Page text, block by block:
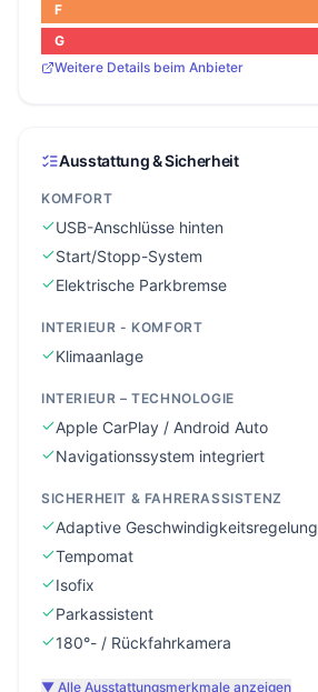
F
G
Weitere Details beim Anbieter
Ausstattung & Sicherheit
KOMFORT
USB-Anschlüsse hinten
Start/Stopp-System
Elektrische Parkbremse
INTERIEUR - KOMFORT
Klimaanlage
INTERIEUR – TECHNOLOGIE
Apple CarPlay / Android Auto
Navigationssystem integriert
SICHERHEIT & FAHRERASSISTENZ
Adaptive Geschwindigkeitsregelung
Tempomat
Isofix
Parkassistent
180°- / Rückfahrkamera
▼ Alle Ausstattungsmerkmale anzeigen